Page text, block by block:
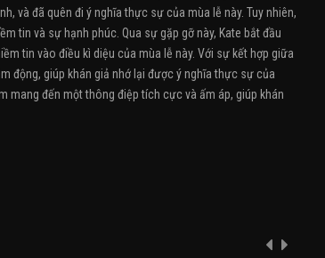
và đã quên đi ý nghĩa thực sự của mùa lễ này. Tuy nhiên,
tin và sự hạnh phúc. Qua sự gặp gỡ này, Kate bắt đầu
tin vào điều kì diệu của mùa lễ này. Với sự kết hợp giữa
động, giúp khán giả nhớ lại được ý nghĩa thực sự của
mang đến một thông điệp tích cực và ấm áp, giúp khán